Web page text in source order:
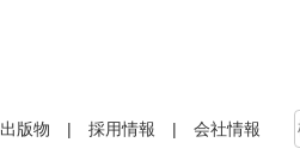
出版物 採用情報 会社情報